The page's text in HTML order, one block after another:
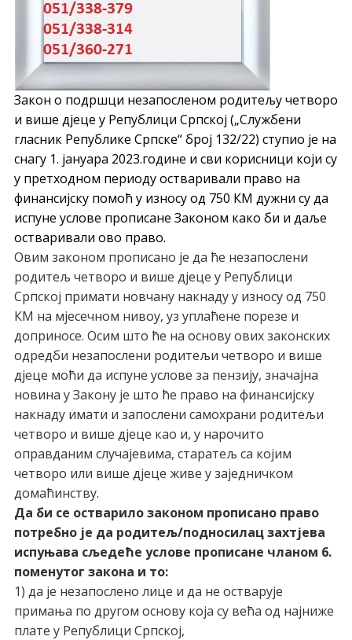
Закон о подршци незапосленом родитељу четворо
и више дјеце у Републици Српској („Службени
гласник Републике Српске“ број 132/22) ступио је на
снагу 1. јануара 2023.године и сви корисници који су
у претходном периоду остваривали право на
финансијску помоћ у износу од 750 КМ дужни су да
испуне услове прописане Законом како би и даље
остваривали ово право.
Овим законом прописано је да ће незапослени
родитељ четворо и више дјеце у Републици
Српској примати новчану накнаду у износу од 750
КМ на мјесечном нивоу, уз уплаћене порезе и
доприносе. Осим што ће на основу ових законских
одредби незапослени родитељи четворо и више
дјеце моћи да испуне услове за пензију, значајна
новина у Закону је што ће право на финансијску
накнаду имати и запослени самохрани родитељи
четворо и више дјеце као и, у нарочито
оправданим случајевима, старатељ са којим
четворо или више дјеце живе у заједничком
домаћинству.
Да би се остварило законом прописано право
потребно је да родитељ/подносилац захтјева
испуњава сљедеће услове прописане чланом 6.
поменутог закона и то:
1) да је незапослено лице и да не остварује
примања по другом основу која су већа од најниже
плате у Републици Српској,